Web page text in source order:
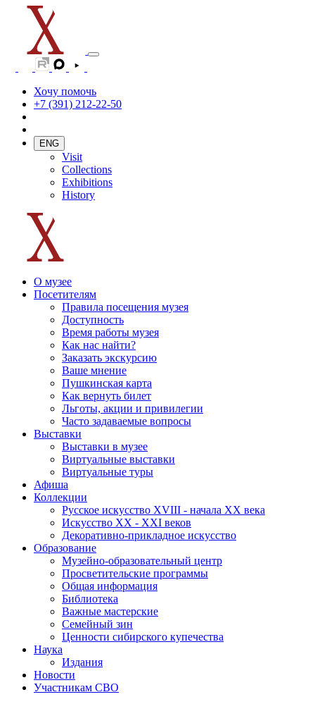
Хочу помочь
+7 (391) 212-22-50
ENG
Visit
Collections
Exhibitions
History
О музее
Посетителям
Правила посещения музея
Доступность
Время работы музея
Как нас найти?
Заказать экскурсию
Ваше мнение
Пушкинская карта
Как вернуть билет
Льготы, акции и привилегии
Часто задаваемые вопросы
Выставки
Выставки в музее
Виртуальные выставки
Виртуальные туры
Афиша
Коллекции
Русское искусство ХVIII - начала ХХ века
Искусство ХХ - ХХI веков
Декоративно-прикладное искусство
Образование
Музейно-образовательный центр
Просветительские программы
Общая информация
Библиотека
Важные мастерские
Семейный зин
Ценности сибирского купечества
Наука
Издания
Новости
Участникам СВО